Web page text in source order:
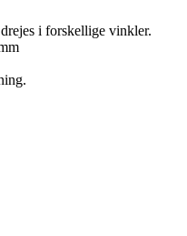
i forskellige vinkler.